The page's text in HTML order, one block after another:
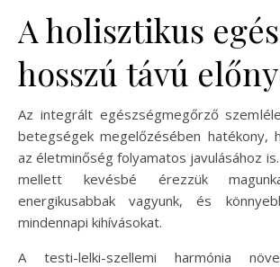
A holisztikus
hosszú távú
Az integrált egészségmegőrző
betegségek megelőzésében hatékony,
az életminőség folyamatos javulásához
mellett kevésbé érezzük
energikusabbak vagyunk, és
mindennapi kihívásokat.
A testi-lelki-szellemi harmónia